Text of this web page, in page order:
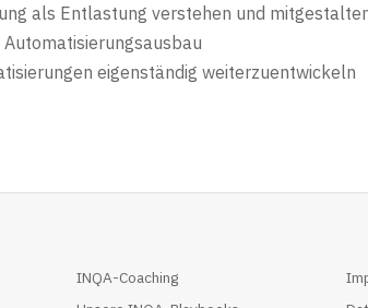
als Entlastung verstehen und
eigenständig weiterzuentwickeln
INQA-Coaching